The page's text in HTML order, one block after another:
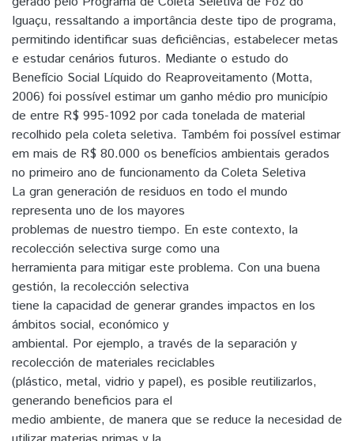
Iguaçu, ressaltando a importância deste tipo de programa,
permitindo identificar suas deficiências, estabelecer metas
e estudar cenários futuros. Mediante o estudo do
Benefício Social Líquido do Reaproveitamento (Motta,
2006) foi possível estimar um ganho médio pro município
de entre R$ 995-1092 por cada tonelada de material
recolhido pela coleta seletiva. Também foi possível estimar
em mais de R$ 80.000 os benefícios ambientais gerados
no primeiro ano de funcionamento da Coleta Seletiva
La gran generación de residuos en todo el mundo
representa uno de los mayores
problemas de nuestro tiempo. En este contexto, la
recolección selectiva surge como una
herramienta para mitigar este problema. Con una buena
gestión, la recolección selectiva
tiene la capacidad de generar grandes impactos en los
ámbitos social, económico y
ambiental. Por ejemplo, a través de la separación y
recolección de materiales reciclables
(plástico, metal, vidrio y papel), es posible reutilizarlos,
generando beneficios para el
medio ambiente, de manera que se reduce la necesidad de